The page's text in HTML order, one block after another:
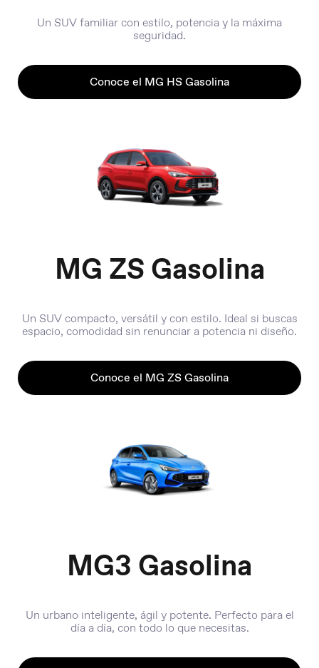
Un SUV familiar con estilo, potencia y la máxima
seguridad.
Conoce el MG HS Gasolina
MG ZS Gasolina
Un SUV compacto, versátil y con estilo. Ideal si buscas
espacio, comodidad sin renunciar a potencia ni diseño.
Conoce el MG ZS Gasolina
MG3 Gasolina
Un urbano inteligente, ágil y potente. Perfecto para el
día a día, con todo lo que necesitas.